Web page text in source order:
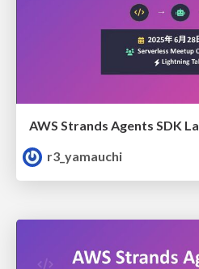
r3_yamauchi